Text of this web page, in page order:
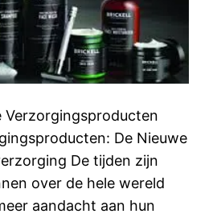
Verzorgingsproducten
De Nieuwe
De tijden zijn
over de hele wereld
aandacht aan hun